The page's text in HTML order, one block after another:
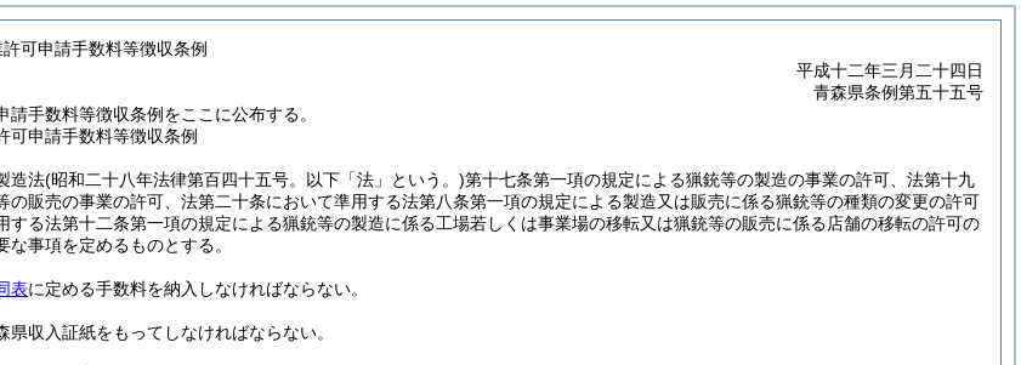
可申請手数料等徴収条例
平成十二年三月二十四日
青森県条例第五十五号
手数料等徴収条例をここに公布する。
可申請手数料等徴収条例
造法(昭和二十八年法律第百四十五号。以下「法」という。)第十七条第一項の規定による猟銃等の製造の事業の許可、法第十九
の販売の事業の許可、法第二十条において準用する法第八条第一項の規定による製造又は販売に係る猟銃等の種類の変更の許可
する法第十二条第一項の規定による猟銃等の製造に係る工場若しくは事業場の移転又は猟銃等の販売に係る店舗の移転の許可の
事項を定めるものとする。
表に定める手数料を納入しなければならない。
県収入証紙をもってしなければならない。